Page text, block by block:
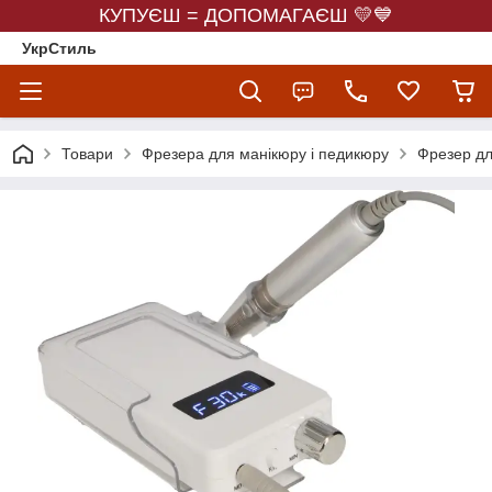
КУПУЄШ = ДОПОМАГАЄШ 💛💙
УкрСтиль
Товари Фрезера для манікюру і педикюру Фрезер